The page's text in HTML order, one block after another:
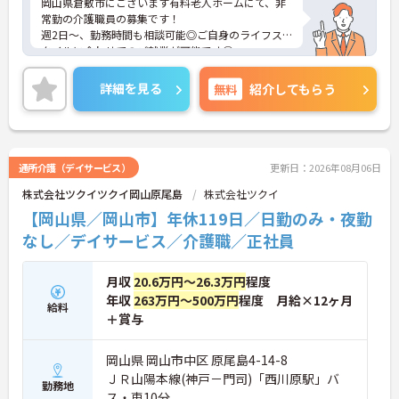
常勤の介護職員の募集です！
週2日～、勤務時間も相談可能◎ご自身のライフス
タイルに合わせてのご就業が可能です◎
福利厚生も充実しており、長期的な就業ができる環
境が整っています◎
ご興味がありましたら、詳細をお伝えしますので、
お気軽にお問い合わせください！
詳細を見る 無料 紹介してもらう
通所介護（デイサービス） 更新日：2026年08月06日
株式会社ツクイツクイ岡山原尾島 株式会社ツクイ
【岡山県／岡山市】年休119日／日勤のみ・夜勤
なし／デイサービス／介護職／正社員
給料
月収 20.6万円～26.3万円程度
年収 263万円～500万円程度 月給×12ヶ月
＋賞与
勤務地
岡山県 岡山市中区 原尾島4-14-8
ＪＲ山陽本線(神戸－門司)「西川原駅」バ